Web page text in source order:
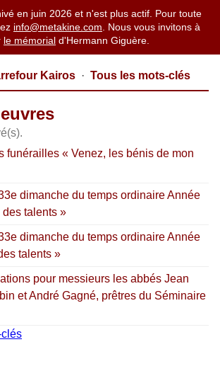
en juin 2026 et n'est plus actif. Pour toute
info@metakine.com . Nous vous invitons à
le mémorial d'Hermann Giguère.
Kairos · Tous les mots-clés
funérailles « Venez, les bénis de mon
dimanche du temps ordinaire Année
talents »
dimanche du temps ordinaire Année
talents »
pour messieurs les abbés Jean
et André Gagné, prêtres du Séminaire